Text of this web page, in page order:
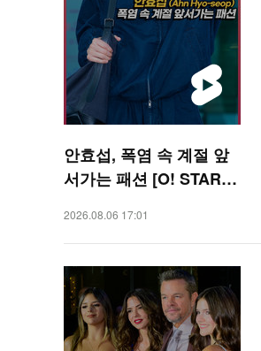
안효섭, 폭염 속 계절 앞
서가는 패션 [O! STAR
2026.08.06 17:01